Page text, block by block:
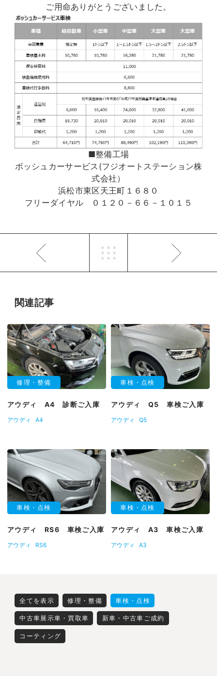
ご用命ありがとうございました。
■整備工場
ボッシュカーサービス(フジオートステーション株
式会社）
浜松市東区天王町１６８０
フリーダイヤル ０１２０－６６－１０１５
関連記事
修理・整備
アウディ A4 診断ご入庫
アウディ A4
車検・点検
アウディ Q5 車検ご入庫
アウディ Q5
車検・点検
アウディ RS6 車検ご入庫
アウディ RS6
車検・点検
アウディ A3 車検ご入庫
アウディ A3
全てを表示 修理・整備 車検・点検
中古車展示車・買取車 新車・中古車ご成約
コーティング